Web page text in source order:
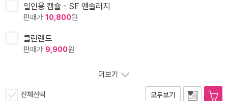
일인용 캡슐 - SF 앤솔러지
판매가 10,800원
클린랜드
판매가 9,900원
더보기
전체선택 모두보기